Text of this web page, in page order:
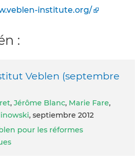
institute.org/
:
Veblen (septembre
, Jérôme Blanc, Marie Fare,
, septiembre 2012
pour les réformes